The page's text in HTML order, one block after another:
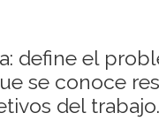
define el
se conoce
del trabajo.